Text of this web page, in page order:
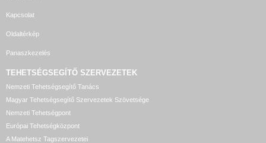
Kapcsolat
Oldaltérkép
Panaszkezelés
TEHETSÉGSEGÍTŐ SZERVEZETEK
Nemzeti Tehetségsegítő Tanács
Magyar Tehetségsegítő Szervezetek Szövetsége
Nemzeti Tehetségpont
Európai Tehetségközpont
A Matehetsz Tagszervezetei